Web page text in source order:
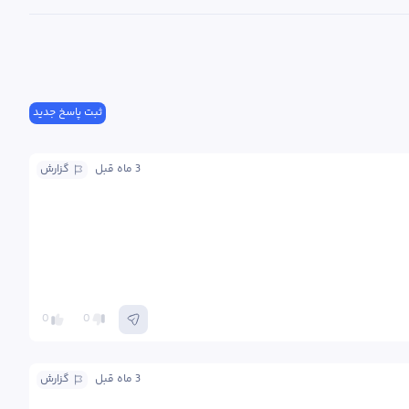
ثبت پاسخ جدید
گزارش 3 ماه قبل
0 0
گزارش 3 ماه قبل